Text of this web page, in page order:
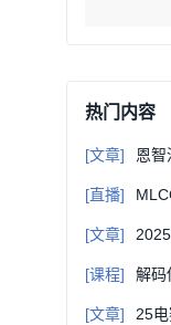
热门内容
[文章] 恩智浦发布全
[直播]
[文章] 2025
[课程] 解码供应
[文章] 25电赛题